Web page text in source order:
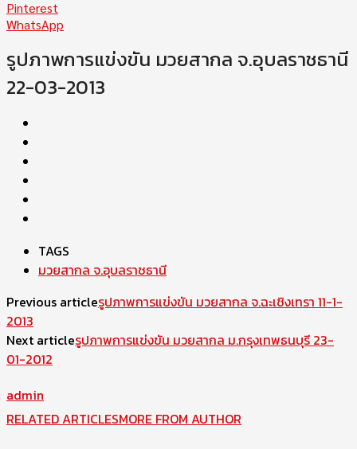
Pinterest
WhatsApp
รูปภาพการแข่งขัน มวยสากล จ.อุบลราชธานี
22-03-2013
TAGS
มวยสากล จ.อุบลราชธานี
Previous articleรูปภาพการแข่งขัน มวยสากล จ.ฉะเชิงเทรา 11-1-
2013
Next articleรูปภาพการแข่งขัน มวยสากล ม.กรุงเทพธนบุรี 23-
01-2012
admin
RELATED ARTICLESMORE FROM AUTHOR